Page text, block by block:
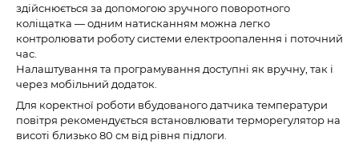
здійснюється за допомогою зручного поворотного
коліщатка — одним натисканням можна легко
контролювати роботу системи електроопалення і поточний
час.
Налаштування та програмування доступні як вручну, так і
через мобільний додаток.
Для коректної роботи вбудованого датчика температури
повітря рекомендується встановлювати терморегулятор на
висоті близько 80 см від рівня підлоги.